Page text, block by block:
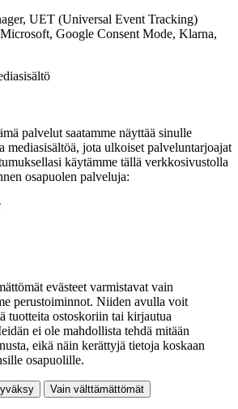
UET (Universal Event Tracking)
Google Consent Mode, Klarna,
palvelut saatamme näyttää sinulle
mediasisältöä, jota ulkoiset palveluntarjoajat
käytämme tällä verkkosivustolla
osapuolen palveluja:
evästeet varmistavat vain
perustoiminnot. Niiden avulla voit
tuotteita ostoskoriin tai kirjautua
ei ole mahdollista tehdä mitään
eikä näin kerättyjä tietoja koskaan
osapuolille.
Vain välttämättömät